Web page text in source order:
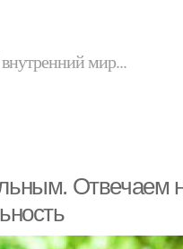
мир...
Отвечаем